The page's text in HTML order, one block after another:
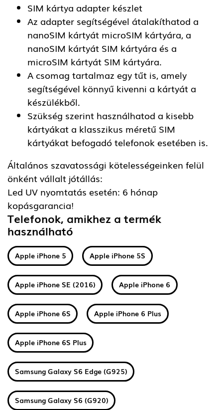
SIM kártya adapter készlet
Az adapter segítségével átalakíthatod a
nanoSIM kártyát microSIM kártyára, a
nanoSIM kártyát SIM kártyára és a
microSIM kártyát SIM kártyára.
A csomag tartalmaz egy tűt is, amely
segítségével könnyű kivenni a kártyát a
készülékből.
Szükség szerint használhatod a kisebb
kártyákat a klasszikus méretű SIM
kártyákat befogadó telefonok esetében is.
Általános szavatossági kötelességeinken felül
önként vállalt jótállás:
Led UV nyomtatás esetén: 6 hónap
kopásgarancia!
Telefonok, amikhez a termék
használható
Apple iPhone 5 Apple iPhone 5S
Apple iPhone SE (2016) Apple iPhone 6
Apple iPhone 6S Apple iPhone 6 Plus
Apple iPhone 6S Plus
Samsung Galaxy S6 Edge (G925)
Samsung Galaxy S6 (G920)